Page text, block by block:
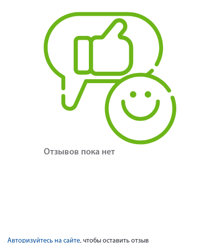
Отзывов пока нет
Авторизуйтесь на сайте, чтобы оставить отзыв